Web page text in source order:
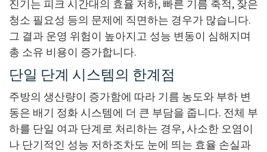
진기는 피크 시간대의 효율 저하, 빠른 기름 축적, 잦은
청소 필요성 등의 문제에 직면하는 경우가 많습니다.
그 결과 운영 위험이 높아지고 성능 변동이 심해지며
총 소유 비용이 증가합니다.
단일 단계 시스템의 한계점
주방의 생산량이 증가함에 따라 기름 농도와 부하 변
동은 배기 정화 시스템에 더 큰 부담을 줍니다. 전체 부
하를 단일 여과 단계로 처리하는 경우, 사소한 오염이
나 단기적인 성능 저하조차도 눈에 띄는 효율 손실과